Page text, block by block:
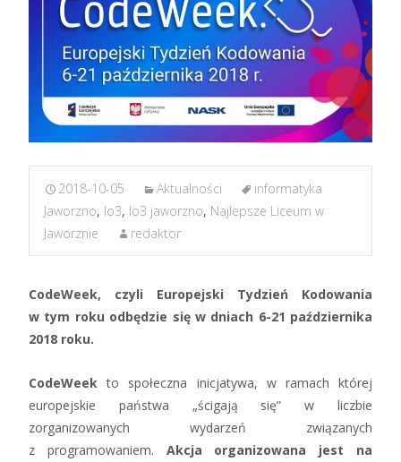
2018-10-05 Aktualności
informatyka
Jaworzno, lo3, lo3 jaworzno, Najlepsze Liceum w
Jaworznie
redaktor
CodeWeek, czyli Europejski Tydzień Kodowania
w tym roku odbędzie się w dniach 6-21 października
2018 roku.
CodeWeek to społeczna inicjatywa, w ramach której
europejskie państwa „ścigają się” w liczbie
zorganizowanych wydarzeń związanych
z programowaniem. Akcja organizowana jest na